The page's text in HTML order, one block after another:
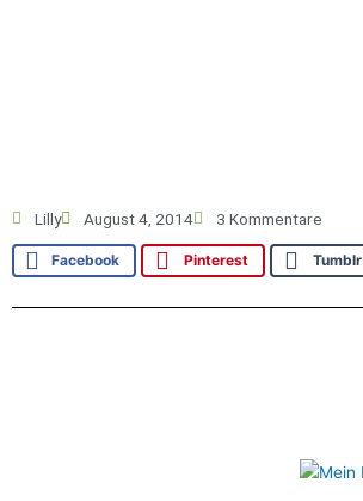
Lilly August 4, 2014 3 Kommentare
Facebook Pinterest Tumblr